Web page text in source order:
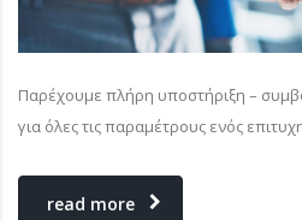
Παρέχουμε πλήρη υποστήριξη –
για όλες τις παραμέτρους ενός
read more